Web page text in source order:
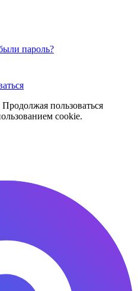
пароль?
пользоваться
cookie.